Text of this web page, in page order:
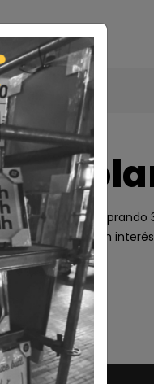
de Entrega
a todo Chile comprando
💳 3 Cuotas sin interés
Sin Marco